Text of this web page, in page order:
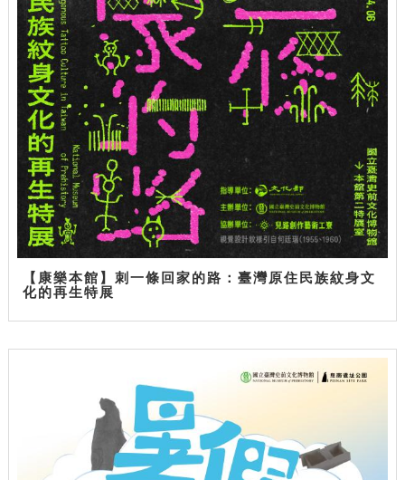
【康樂本館】刺一條回家的路：臺灣原住民族紋身文
化的再生特展